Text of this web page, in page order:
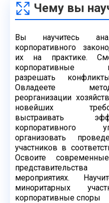
Чему вы
Вы научитесь
корпоративного
их на практике.
корпоративные
разрешать
Овладеете
реорганизации
новейших
выстраивать
корпоративного
организовать
участников в
Освоите
мероприятиях.
миноритарных
корпоративные споры